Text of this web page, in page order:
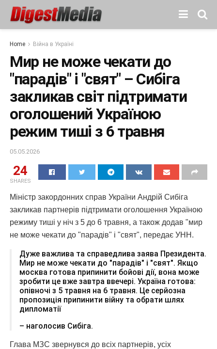
Home Війна в Україні
Мир не може чекати до
"парадів" і "свят" – Сибіга
закликав світ підтримати
оголошений Україною
режим тиші з 6 травня
05.05.2026
24
SHARES
Міністр закордонних справ України Андрій Сибіга
закликав партнерів підтримати оголошення Україною
режиму тиші у ніч з 5 до 6 травня, а також додав "мир
не може чекати до "парадів" і "свят", передає УНН.
Дуже важлива та справедлива заява Президента.
Мир не може чекати до "парадів" і "свят". Якщо
москва готова припинити бойові дії, вона може
зробити це вже завтра ввечері. Україна готова:
опівночі з 5 травня на 6 травня. Це серйозна
пропозиція припинити війну та обрати шлях
дипломатії
– наголосив Сибіга.
Глава МЗС звернувся до всіх партнерів, усіх